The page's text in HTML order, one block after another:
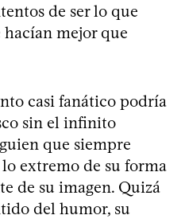
de ser lo que
hacían mejor que
casi fanático podría
sin el infinito
que siempre
extremo de su forma
de su imagen. Quizá
del humor, su